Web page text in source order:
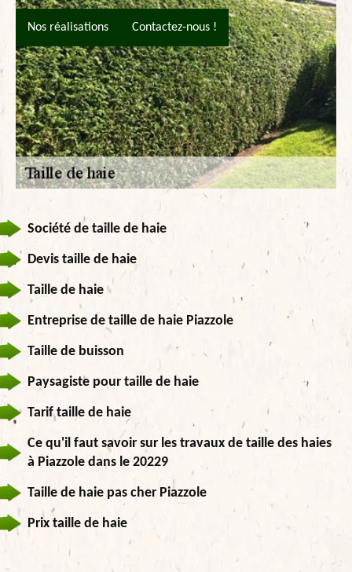
Nos réalisations Contactez-nous !
Société de taille de haie
Devis taille de haie
Taille de haie
Entreprise de taille de haie Piazzole
Taille de buisson
Paysagiste pour taille de haie
Tarif taille de haie
Ce qu'il faut savoir sur les travaux de taille des haies
à Piazzole dans le 20229
Taille de haie pas cher Piazzole
Prix taille de haie